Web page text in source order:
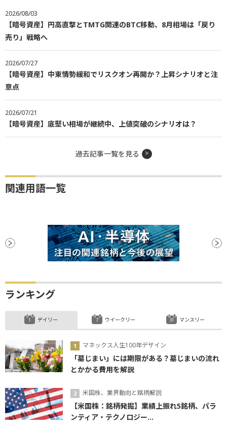
2026/08/03
【暗号資産】円高直撃とTMTG関連のBTC移動、8月相場は「戻り
売り」戦略へ
2026/07/27
【暗号資産】中東情勢緩和でリスクオン再開か？上昇シナリオと注
意点
2026/07/21
【暗号資産】底堅い相場が継続中、上値突破のシナリオは？
過去記事一覧を見る
関連用語一覧
ランキング
デイリー
マネックス人生100年デザイン
「墓じまい」には期限がある？墓じまいの流れ
とかかる費用を解説
米国株、業界動向と銘柄解説
【米国株：銘柄発掘】業績上振れ5銘柄、パラ
ンティア・テクノロジー...
ウイークリー マンスリー